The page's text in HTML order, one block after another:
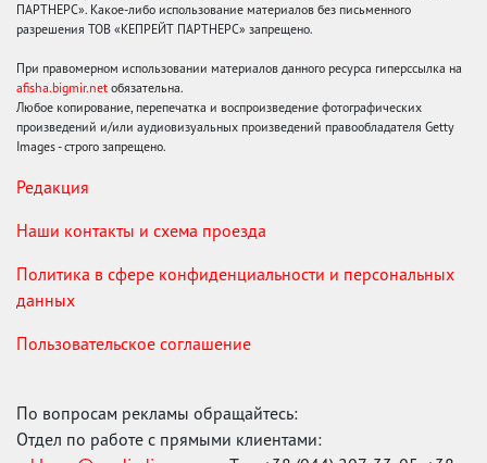
ПАРТНЕРС». Какое-либо использование материалов без письменного
разрешения ТОВ «КЕПРЕЙТ ПАРТНЕРС» запрещено.
При правомерном использовании материалов данного ресурса гиперссылка на
afisha.bigmir.net обязательна.
Любое копирование, перепечатка и воспроизведение фотографических
произведений и/или аудиовизуальных произведений правообладателя Getty
Images - строго запрещено.
Редакция
Наши контакты и схема проезда
Политика в сфере конфиденциальности и персональных
данных
Пользовательское соглашение
По вопросам рекламы обращайтесь:
Отдел по работе с прямыми клиентами: